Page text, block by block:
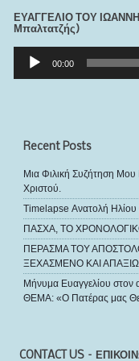
ΕΥΑΓΓΕΛΙΟ ΤΟΥ ΙΩΑΝΝΗ
Μπαλτατζής)
Αναπαραγωγής
00:00
Recent Posts
Μια Φιλική Συζήτηση Μου
Χριστού.
Timelapse Ανατολή
ΠΑΣΧΑ, ΤΟ
ΠΕΡΑΣΜΑ ΤΟΥ
ΞΕΧΑΣΜΕΝΟ ΚΑΙ
Μήνυμα Ευαγγελίου στον
ΘΕΜΑ: «Ο Πατέρας μας
CONTACT US –